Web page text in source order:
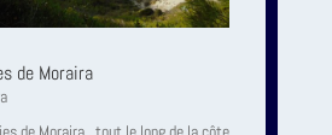
de Moraira